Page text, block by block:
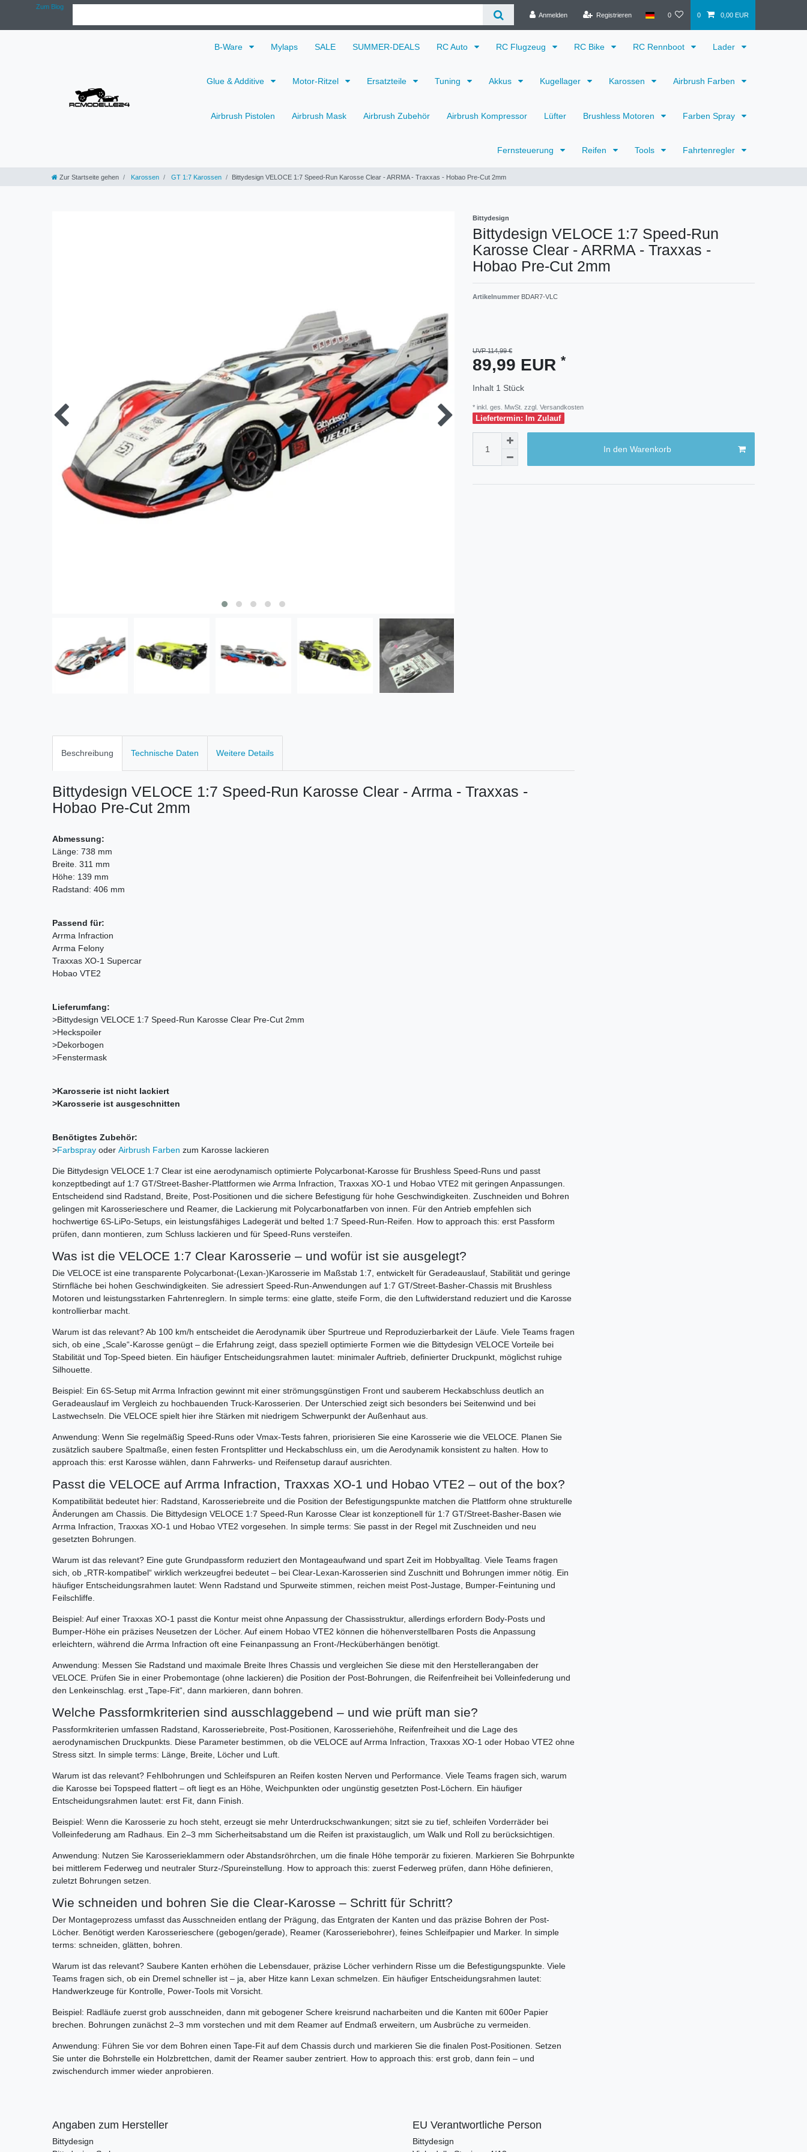
Zum Blog
Anmelden
Registrieren 0 0 0,00 EUR
B-Ware Mylaps SALE SUMMER-DEALS RC Auto RC Flugzeug RC Bike RC Rennboot Lader
Glue & Additive Motor-Ritzel Ersatzteile Tuning Akkus Kugellager Karossen Airbrush Farben
Airbrush Pistolen Airbrush Mask Airbrush Zubehör Airbrush Kompressor Lüfter Brushless Motoren Farben Spray
Fernsteuerung Reifen Tools Fahrtenregler
Zur Startseite gehen Karossen GT 1:7 Karossen Bittydesign VELOCE 1:7 Speed-Run Karosse Clear - ARRMA - Traxxas - Hobao Pre-Cut 2mm
Bittydesign
Bittydesign VELOCE 1:7 Speed-Run
Karosse Clear - ARRMA - Traxxas -
Hobao Pre-Cut 2mm
Artikelnummer BDAR7-VLC
UVP 114,99 €
89,99 EUR *
Inhalt 1 Stück
* inkl. ges. MwSt. zzgl. Versandkosten
Liefertermin: Im Zulauf
In den Warenkorb
Beschreibung Technische Daten Weitere Details
Bittydesign VELOCE 1:7 Speed-Run Karosse Clear - Arrma - Traxxas -
Hobao Pre-Cut 2mm
Abmessung:
Länge: 738 mm
Breite. 311 mm
Höhe: 139 mm
Radstand: 406 mm
Passend für:
Arrma Infraction
Arrma Felony
Traxxas XO-1 Supercar
Hobao VTE2
Lieferumfang:
>Bittydesign VELOCE 1:7 Speed-Run Karosse Clear Pre-Cut 2mm
>Heckspoiler
>Dekorbogen
>Fenstermask
>Karosserie ist nicht lackiert
>Karosserie ist ausgeschnitten
Benötigtes Zubehör:
>Farbspray oder Airbrush Farben zum Karosse lackieren
Die Bittydesign VELOCE 1:7 Clear ist eine aerodynamisch optimierte Polycarbonat-Karosse für Brushless Speed-Runs und passt
konzeptbedingt auf 1:7 GT/Street-Basher-Plattformen wie Arrma Infraction, Traxxas XO-1 und Hobao VTE2 mit geringen Anpassungen.
Entscheidend sind Radstand, Breite, Post-Positionen und die sichere Befestigung für hohe Geschwindigkeiten. Zuschneiden und Bohren
gelingen mit Karosserieschere und Reamer, die Lackierung mit Polycarbonatfarben von innen. Für den Antrieb empfehlen sich
hochwertige 6S-LiPo-Setups, ein leistungsfähiges Ladegerät und belted 1:7 Speed-Run-Reifen. How to approach this: erst Passform
prüfen, dann montieren, zum Schluss lackieren und für Speed-Runs versteifen.
Was ist die VELOCE 1:7 Clear Karosserie – und wofür ist sie ausgelegt?
Die VELOCE ist eine transparente Polycarbonat-(Lexan-)Karosserie im Maßstab 1:7, entwickelt für Geradeauslauf, Stabilität und geringe
Stirnfläche bei hohen Geschwindigkeiten. Sie adressiert Speed-Run-Anwendungen auf 1:7 GT/Street-Basher-Chassis mit Brushless
Motoren und leistungsstarken Fahrtenreglern. In simple terms: eine glatte, steife Form, die den Luftwiderstand reduziert und die Karosse
kontrollierbar macht.
Warum ist das relevant? Ab 100 km/h entscheidet die Aerodynamik über Spurtreue und Reproduzierbarkeit der Läufe. Viele Teams fragen
sich, ob eine „Scale“-Karosse genügt – die Erfahrung zeigt, dass speziell optimierte Formen wie die Bittydesign VELOCE Vorteile bei
Stabilität und Top-Speed bieten. Ein häufiger Entscheidungsrahmen lautet: minimaler Auftrieb, definierter Druckpunkt, möglichst ruhige
Silhouette.
Beispiel: Ein 6S-Setup mit Arrma Infraction gewinnt mit einer strömungsgünstigen Front und sauberem Heckabschluss deutlich an
Geradeauslauf im Vergleich zu hochbauenden Truck-Karosserien. Der Unterschied zeigt sich besonders bei Seitenwind und bei
Lastwechseln. Die VELOCE spielt hier ihre Stärken mit niedrigem Schwerpunkt der Außenhaut aus.
Anwendung: Wenn Sie regelmäßig Speed-Runs oder Vmax-Tests fahren, priorisieren Sie eine Karosserie wie die VELOCE. Planen Sie
zusätzlich saubere Spaltmaße, einen festen Frontsplitter und Heckabschluss ein, um die Aerodynamik konsistent zu halten. How to
approach this: erst Karosse wählen, dann Fahrwerks- und Reifensetup darauf ausrichten.
Passt die VELOCE auf Arrma Infraction, Traxxas XO-1 und Hobao VTE2 – out of the box?
Kompatibilität bedeutet hier: Radstand, Karosseriebreite und die Position der Befestigungspunkte matchen die Plattform ohne strukturelle
Änderungen am Chassis. Die Bittydesign VELOCE 1:7 Speed-Run Karosse Clear ist konzeptionell für 1:7 GT/Street-Basher-Basen wie
Arrma Infraction, Traxxas XO-1 und Hobao VTE2 vorgesehen. In simple terms: Sie passt in der Regel mit Zuschneiden und neu
gesetzten Bohrungen.
Warum ist das relevant? Eine gute Grundpassform reduziert den Montageaufwand und spart Zeit im Hobbyalltag. Viele Teams fragen
sich, ob „RTR-kompatibel“ wirklich werkzeugfrei bedeutet – bei Clear-Lexan-Karosserien sind Zuschnitt und Bohrungen immer nötig. Ein
häufiger Entscheidungsrahmen lautet: Wenn Radstand und Spurweite stimmen, reichen meist Post-Justage, Bumper-Feintuning und
Feilschliffe.
Beispiel: Auf einer Traxxas XO-1 passt die Kontur meist ohne Anpassung der Chassisstruktur, allerdings erfordern Body-Posts und
Bumper-Höhe ein präzises Neusetzen der Löcher. Auf einem Hobao VTE2 können die höhenverstellbaren Posts die Anpassung
erleichtern, während die Arrma Infraction oft eine Feinanpassung an Front-/Hecküberhängen benötigt.
Anwendung: Messen Sie Radstand und maximale Breite Ihres Chassis und vergleichen Sie diese mit den Herstellerangaben der
VELOCE. Prüfen Sie in einer Probemontage (ohne lackieren) die Position der Post-Bohrungen, die Reifenfreiheit bei Volleinfederung und
den Lenkeinschlag. erst „Tape-Fit“, dann markieren, dann bohren.
Welche Passformkriterien sind ausschlaggebend – und wie prüft man sie?
Passformkriterien umfassen Radstand, Karosseriebreite, Post-Positionen, Karosseriehöhe, Reifenfreiheit und die Lage des
aerodynamischen Druckpunkts. Diese Parameter bestimmen, ob die VELOCE auf Arrma Infraction, Traxxas XO-1 oder Hobao VTE2 ohne
Stress sitzt. In simple terms: Länge, Breite, Löcher und Luft.
Warum ist das relevant? Fehlbohrungen und Schleifspuren an Reifen kosten Nerven und Performance. Viele Teams fragen sich, warum
die Karosse bei Topspeed flattert – oft liegt es an Höhe, Weichpunkten oder ungünstig gesetzten Post-Löchern. Ein häufiger
Entscheidungsrahmen lautet: erst Fit, dann Finish.
Beispiel: Wenn die Karosserie zu hoch steht, erzeugt sie mehr Unterdruckschwankungen; sitzt sie zu tief, schleifen Vorderräder bei
Volleinfederung am Radhaus. Ein 2–3 mm Sicherheitsabstand um die Reifen ist praxistauglich, um Walk und Roll zu berücksichtigen.
Anwendung: Nutzen Sie Karosserieklammern oder Abstandsröhrchen, um die finale Höhe temporär zu fixieren. Markieren Sie Bohrpunkte
bei mittlerem Federweg und neutraler Sturz-/Spureinstellung. How to approach this: zuerst Federweg prüfen, dann Höhe definieren,
zuletzt Bohrungen setzen.
Wie schneiden und bohren Sie die Clear-Karosse – Schritt für Schritt?
Der Montageprozess umfasst das Ausschneiden entlang der Prägung, das Entgraten der Kanten und das präzise Bohren der Post-
Löcher. Benötigt werden Karosserieschere (gebogen/gerade), Reamer (Karosseriebohrer), feines Schleifpapier und Marker. In simple
terms: schneiden, glätten, bohren.
Warum ist das relevant? Saubere Kanten erhöhen die Lebensdauer, präzise Löcher verhindern Risse um die Befestigungspunkte. Viele
Teams fragen sich, ob ein Dremel schneller ist – ja, aber Hitze kann Lexan schmelzen. Ein häufiger Entscheidungsrahmen lautet:
Handwerkzeuge für Kontrolle, Power-Tools mit Vorsicht.
Beispiel: Radläufe zuerst grob ausschneiden, dann mit gebogener Schere kreisrund nacharbeiten und die Kanten mit 600er Papier
brechen. Bohrungen zunächst 2–3 mm vorstechen und mit dem Reamer auf Endmaß erweitern, um Ausbrüche zu vermeiden.
Anwendung: Führen Sie vor dem Bohren einen Tape-Fit auf dem Chassis durch und markieren Sie die finalen Post-Positionen. Setzen
Sie unter die Bohrstelle ein Holzbrettchen, damit der Reamer sauber zentriert. How to approach this: erst grob, dann fein – und
zwischendurch immer wieder anprobieren.
Angaben zum Hersteller
Bittydesign
EU Verantwortliche Person
Bittydesign